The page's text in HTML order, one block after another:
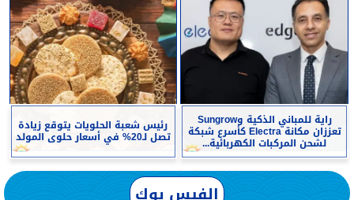
راية للمباني الذكية وSungrow
تعززان مكانة Electra كأسرع شبكة
لشحن المركبات الكهربائية...
رئيس شعبة الحلويات يتوقع زيادة
تصل لـ20% في أسعار حلوى المولد
الفيس بوك